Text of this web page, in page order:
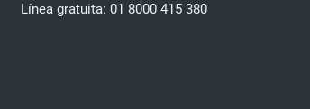
Línea gratuita: 01 8000 415 380